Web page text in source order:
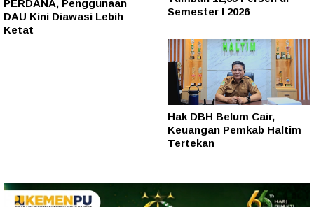
PERDANA, Penggunaan
DAU Kini Diawasi Lebih
Ketat
Semester I 2026
Hak DBH Belum Cair,
Keuangan Pemkab Haltim
Tertekan